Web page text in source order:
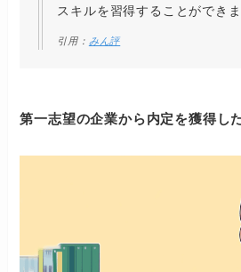
スキルを習得することができま
引用： みん評
第一志望の企業から内定を獲得し